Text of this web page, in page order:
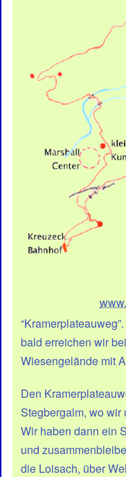
bald erreichen wir
Wiesengelände mit
Den
Stegbergalm, wo
Wir haben dann ein
und
die Loisach, über